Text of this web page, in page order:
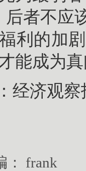
后者不应
利的加
能成为真
经济观察
： frank